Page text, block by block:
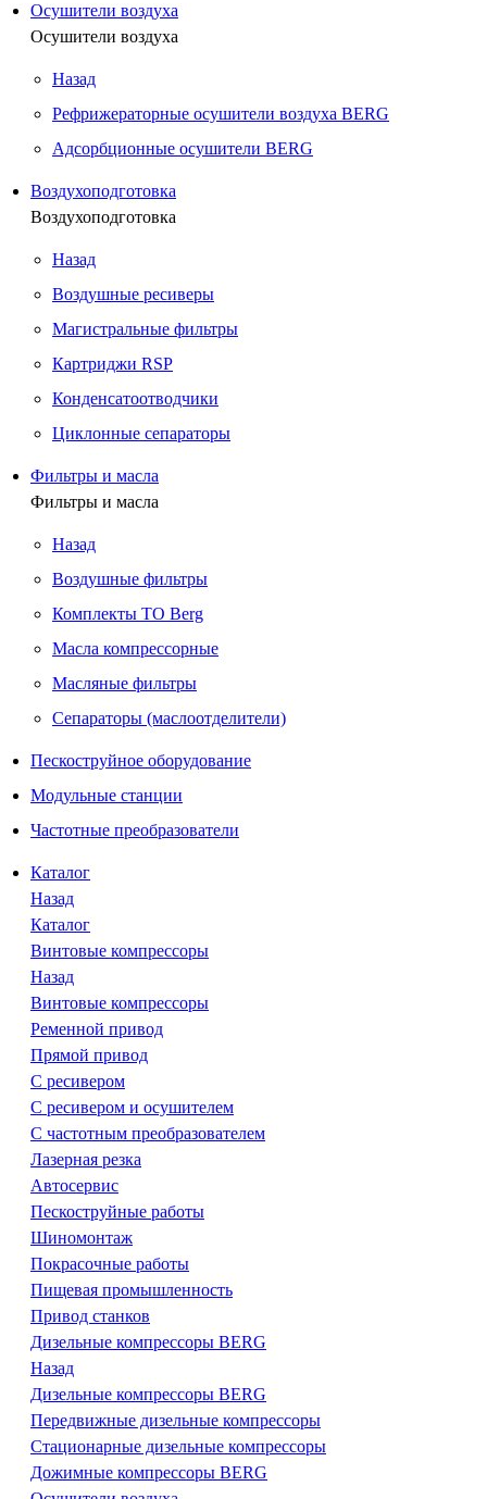
Осушители воздуха
Осушители воздуха
Назад
Рефрижераторные осушители воздуха BERG
Адсорбционные осушители BERG
Воздухоподготовка
Воздухоподготовка
Назад
Воздушные ресиверы
Магистральные фильтры
Картриджи RSP
Конденсатоотводчики
Циклонные сепараторы
Фильтры и масла
Фильтры и масла
Назад
Воздушные фильтры
Комплекты ТО Berg
Масла компрессорные
Масляные фильтры
Сепараторы (маслоотделители)
Пескоструйное оборудование
Модульные станции
Частотные преобразователи
Каталог
Назад
Каталог
Винтовые компрессоры
Назад
Винтовые компрессоры
Ременной привод
Прямой привод
С ресивером
С ресивером и осушителем
С частотным преобразователем
Лазерная резка
Автосервис
Пескоструйные работы
Шиномонтаж
Покрасочные работы
Пищевая промышленность
Привод станков
Дизельные компрессоры BERG
Назад
Дизельные компрессоры BERG
Передвижные дизельные компрессоры
Стационарные дизельные компрессоры
Дожимные компрессоры BERG